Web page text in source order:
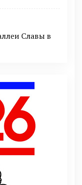
Славы в